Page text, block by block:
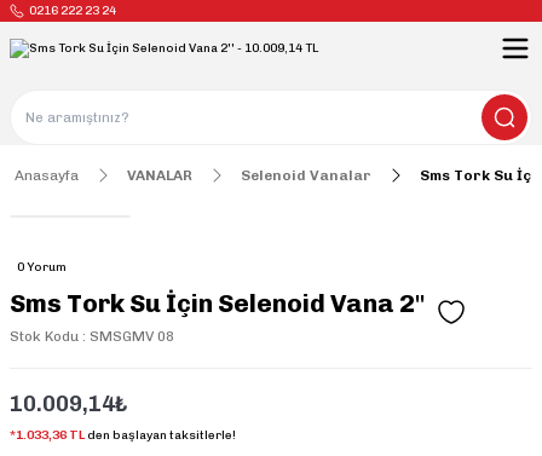
0216 222 23 24
Anasayfa VANALAR Selenoid Vanalar Sms Tork Su
0 Yorum
Sms Tork Su İçin Selenoid Vana 2''
Stok Kodu : SMSGMV 08
10.009,14₺
*1.033,36 TLden başlayan taksitlerle!